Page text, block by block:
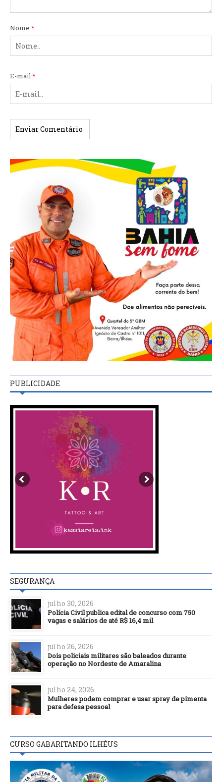
Nome:*
E-mail:*
PUBLICIDADE
SEGURANÇA
julho 30, 2026
Polícia Civil publica edital de concurso com 750
vagas e salários de até R$ 16,4 mil
julho 26, 2026
Dois policiais militares são baleados durante
operação no Nordeste de Amaralina
julho 24, 2026
Mulheres podem comprar e usar spray de pimenta
para defesa pessoal
CURSO GABARITANDO ILHÉUS